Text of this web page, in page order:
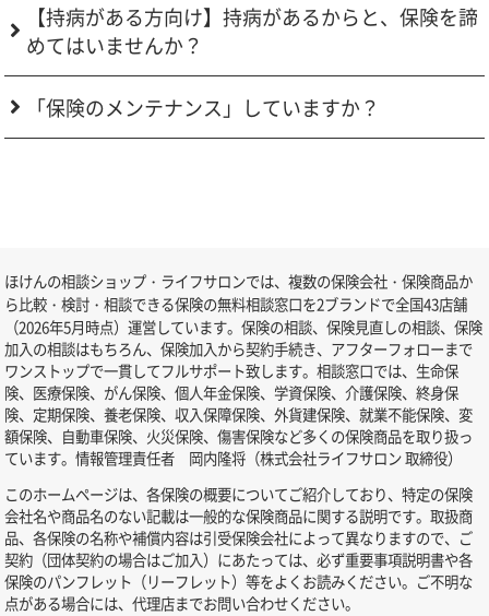
【持病がある方向け】持病があるからと、保険を諦
めてはいませんか？
「保険のメンテナンス」していますか？
ほけんの相談ショップ・ライフサロンでは、複数の保険会社・保険商品か
ら比較・検討・相談できる保険の無料相談窓口を2ブランドで全国43店舗
（2026年5月時点）運営しています。保険の相談、保険見直しの相談、保険
加入の相談はもちろん、保険加入から契約手続き、アフターフォローまで
ワンストップで一貫してフルサポート致します。相談窓口では、生命保
険、医療保険、がん保険、個人年金保険、学資保険、介護保険、終身保
険、定期保険、養老保険、収入保障保険、外貨建保険、就業不能保険、変
額保険、自動車保険、火災保険、傷害保険など多くの保険商品を取り扱っ
ています。情報管理責任者 岡内隆将（株式会社ライフサロン 取締役）
このホームページは、各保険の概要についてご紹介しており、特定の保険
会社名や商品名のない記載は一般的な保険商品に関する説明です。取扱商
品、各保険の名称や補償内容は引受保険会社によって異なりますので、ご
契約（団体契約の場合はご加入）にあたっては、必ず重要事項説明書や各
保険のパンフレット（リーフレット）等をよくお読みください。ご不明な
点がある場合には、代理店までお問い合わせください。